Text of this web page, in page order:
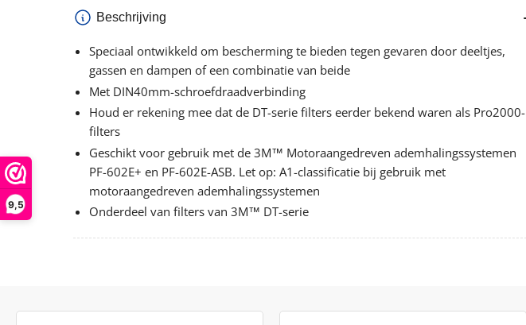
9,5
Beschrijving
Speciaal ontwikkeld om bescherming te bieden tegen gevaren door deeltjes,
gassen en dampen of een combinatie van beide
Met DIN40mm-schroefdraadverbinding
Houd er rekening mee dat de DT-serie filters eerder bekend waren als Pro2000-
filters
Geschikt voor gebruik met de 3M™ Motoraangedreven ademhalingssystemen
PF-602E+ en PF-602E-ASB. Let op: A1-classificatie bij gebruik met
motoraangedreven ademhalingssystemen
Onderdeel van filters van 3M™ DT-serie